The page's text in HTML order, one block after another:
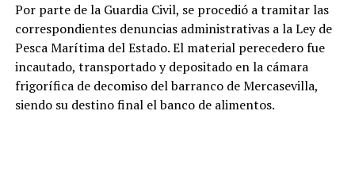
Por parte de la Guardia Civil, se procedió a tramitar las
correspondientes denuncias administrativas a la Ley de
Pesca Marítima del Estado. El material perecedero fue
incautado, transportado y depositado en la cámara
frigorífica de decomiso del barranco de Mercasevilla,
siendo su destino final el banco de alimentos.